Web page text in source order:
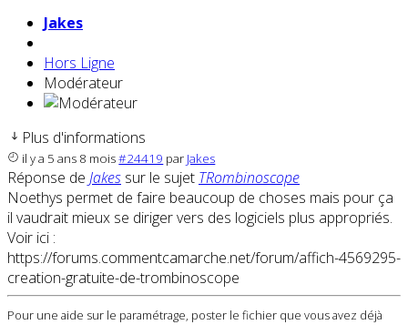
Jakes
Hors Ligne
Modérateur
Plus d'informations
il y a 5 ans 8 mois#24419 par Jakes
Réponse de Jakes sur le sujet TRombinoscope
Noethys permet de faire beaucoup de choses mais pour ça
il vaudrait mieux se diriger vers des logiciels plus appropriés.
Voir ici :
https://forums.commentcamarche.net/forum/affich-4569295-
creation-gratuite-de-trombinoscope
Pour une aide sur le paramétrage, poster le fichier que vous avez déjà